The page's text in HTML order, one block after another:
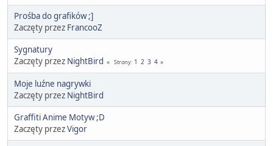
Prośba do grafików ;]
Zaczęty przez FrancooZ
Sygnatury
Zaczęty przez NightBird Strony 1 2 3 4
Moje luźne nagrywki
Zaczęty przez NightBird
Graffiti Anime Motyw ;D
Zaczęty przezVigor